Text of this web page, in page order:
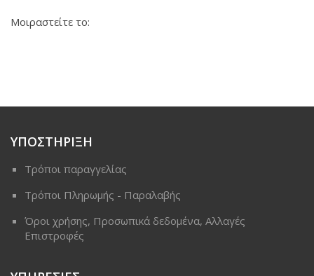
Μοιραστείτε το:
ΥΠΟΣΤΗΡΙΞΗ
Τρόποι παραγγελίας
Τρόποι Πληρωμής - Παραλαβής
Όροι χρήσης, Προσωπικά δεδομένα, Αλλαγές
Επιστροφές